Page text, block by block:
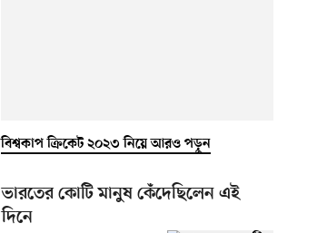
বিশ্বকাপ ক্রিকেট ২০২৩ নিয়ে আরও পড়ুন
ভারতের কোটি মানুষ কেঁদেছিলেন এই
দিনে